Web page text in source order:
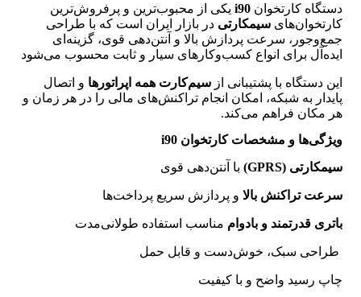
دستگاه کارتخوان i90 یکی از محبوب‌ترین و پرفروش‌ترین
کارتخوان‌های سیمکارتی در بازار ایران است که با طراحی
جمع‌وجور، سرعت پردازش بالا و آنتن‌دهی قوی، گزینه‌ای
ایده‌آل برای انواع کسب‌وکارهای سیار و ثابت محسوب می‌شود
این دستگاه با پشتیبانی از سیم‌کارت همه اپراتورها و اتصال
پایدار به شبکه، امکان انجام تراکنش‌های مالی را در هر زمان و
هر مکان فراهم می‌کند.
ویژگی‌ها و مشخصات کارتخوان i90
سیمکارتی (GPRS)
با آنتن‌دهی قوی
سرعت تراکنش بالا و پردازش سریع پرداخت‌ها
باتری قدرتمند و بادوام مناسب استفاده طولانی‌مدت
طراحی سبک، خوش‌دست و قابل حمل
چاپ رسید واضح و با کیفیت